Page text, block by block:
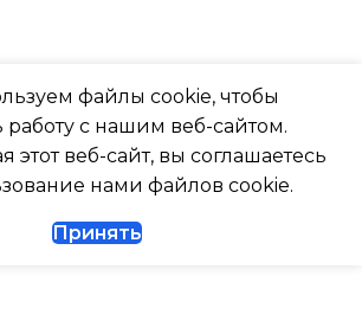
(ЖИДКОСТЬ)
РАБОТАЕТ С АЛИСОЙ
ТАЙМЕР НА
файлы cookie, чтобы
работу с нашим веб-сайтом.
этот веб-сайт, вы соглашаетесь
нами файлов cookie.
Принять